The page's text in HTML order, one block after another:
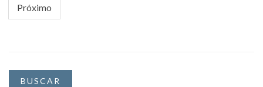
Próximo
BUSCAR